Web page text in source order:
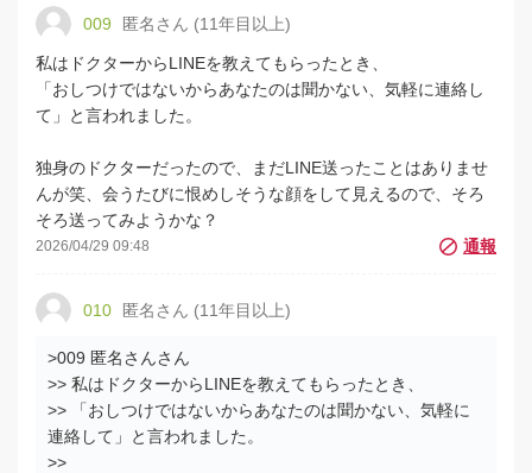
009 匿名さん (11年目以上)
私はドクターからLINEを教えてもらったとき、
「おしつけではないからあなたのは聞かない、気軽に連絡し
て」と言われました。
独身のドクターだったので、まだLINE送ったことはありませ
んが笑、会うたびに恨めしそうな顔をして見えるので、そろ
そろ送ってみようかな？
2026/04/29 09:48
010 匿名さん (11年目以上)
>009 匿名さんさん
>> 私はドクターからLINEを教えてもらったとき、
>> 「おしつけではないからあなたのは聞かない、気軽に
連絡して」と言われました。
>>